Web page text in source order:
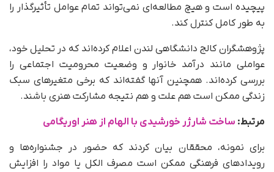
پیچیده است و هیچ مطالعه‌ای نمی‌تواند تمام عوامل تأثیرگذار را
به طور کامل کنترل کند.
پژوهشگران کالج دانشگاهی لندن اعلام کرده‌اند که در تحلیل خود،
عواملی مانند درآمد خانوار و وضعیت محرومیت اجتماعی را
بررسی کرده‌اند. همچنین آنها گفته‌اند که برخی متغیرهای سبک
زندگی ممکن است هم علت و هم نتیجه مشارکت هنری باشند.
مرتبط: ساخت شارژر خورشیدی با الهام از هنر اوریگامی
برای نمونه، محققان بیان کردند که حضور در جشنواره‌ها و
رویدادهای فرهنگی ممکن است مصرف الکل یا مواد را افزایش